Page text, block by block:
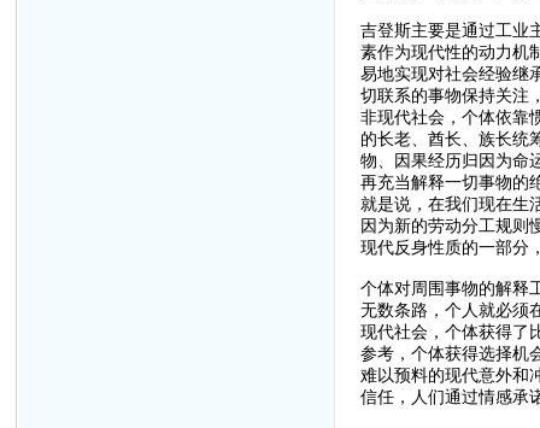
吉登斯主要是通过工业
素作为现代性的动力机
易地实现对社会经验继
切联系的事物保持关注
非现代社会，个体依靠
的长老、酋长、族长统
物、因果经历归因为命
再充当解释一切事物的
就是说，在我们现在生
因为新的劳动分工规则
现代反身性质的一部分
个体对周围事物的解释
无数条路，个人就必须
现代社会，个体获得了
参考，个体获得选择机
难以预料的现代意外和
信任，人们通过情感承